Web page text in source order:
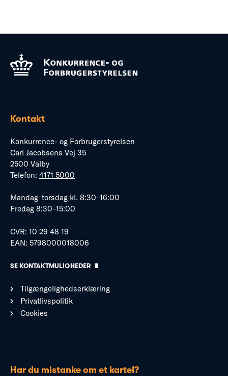
Kontakt
Konkurrence- og Forbrugerstyrelsen
Carl Jacobsens Vej 35
2500 Valby
Telefon: 4171 5000
Mandag–torsdag kl. 8:30–16:00
Fredag 8:30–15:00
CVR: 10 29 48 19
EAN: 5798000018006
SE KONTAKTMULIGHEDER
Tilgængelighedserklæring
Privatlivspolitik
Cookies
Har du mistanke om et kartel?